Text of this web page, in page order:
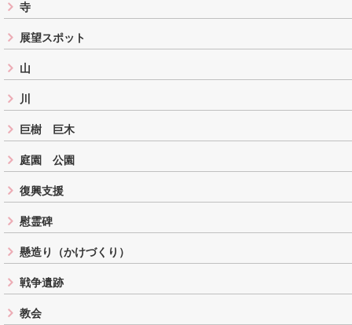
寺
展望スポット
山
川
巨樹 巨木
庭園 公園
復興支援
慰霊碑
懸造り（かけづくり）
戦争遺跡
教会